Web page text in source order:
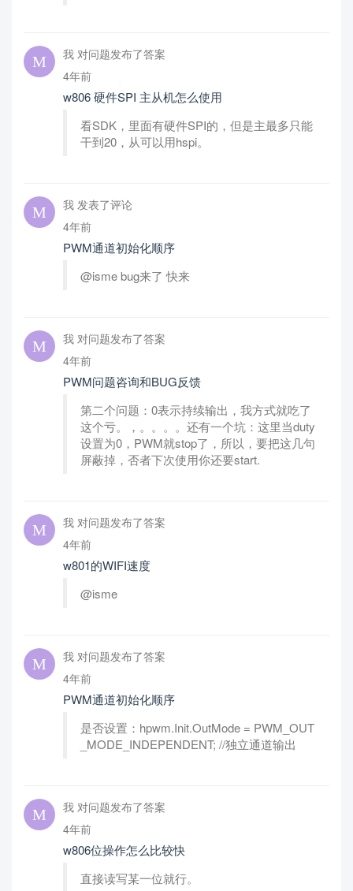
我 对问题发布了答案
4年前
w806 硬件SPI 主从机怎么使用
看SDK，里面有硬件SPI的，但是主最多只能
干到20，从可以用hspi。
我 发表了评论
4年前
PWM通道初始化顺序
@isme bug来了 快来
我 对问题发布了答案
4年前
PWM问题咨询和BUG反馈
第二个问题：0表示持续输出，我方式就吃了
这个亏。，。。。。还有一个坑：这里当duty
设置为0，PWM就stop了，所以，要把这几句
屏蔽掉，否者下次使用你还要start.
我 对问题发布了答案
4年前
w801的WIFI速度
@isme
我 对问题发布了答案
4年前
PWM通道初始化顺序
是否设置：hpwm.Init.OutMode = PWM_OUT
_MODE_INDEPENDENT; //独立通道输出
我 对问题发布了答案
4年前
w806位操作怎么比较快
直接读写某一位就行。